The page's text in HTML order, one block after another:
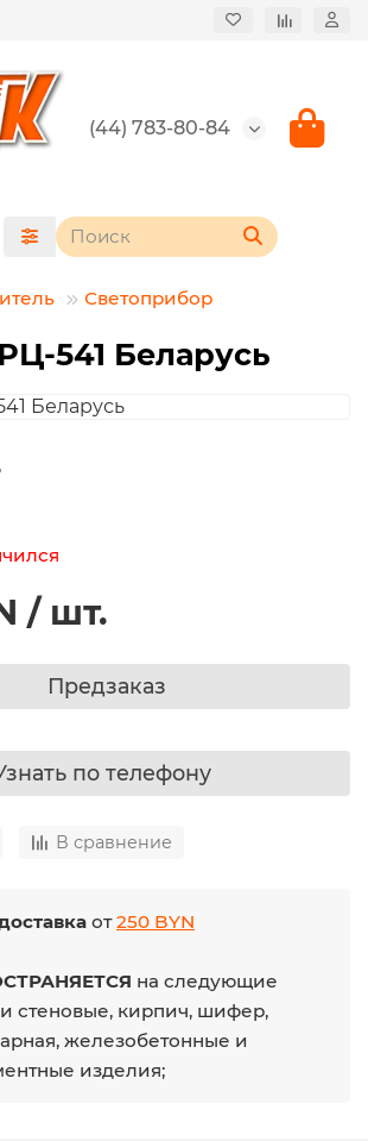
(44) 783-80-84
Светоприбор
541 Беларусь
/ шт.
Предзаказ
по телефону
В сравнение
от250 BYN
на следующие
стеновые, кирпич, шифер,
железобетонные и
изделия;